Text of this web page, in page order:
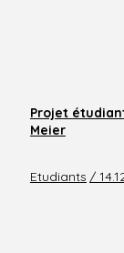
Projet
Meier
Etudiants /